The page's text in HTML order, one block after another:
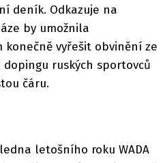
deník. Odkazuje na
by umožnila
vyřešit obvinění ze
ruských sportovců
čáru.
letošního roku WADA